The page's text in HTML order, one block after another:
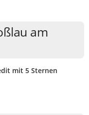
am
mit 5 Sternen